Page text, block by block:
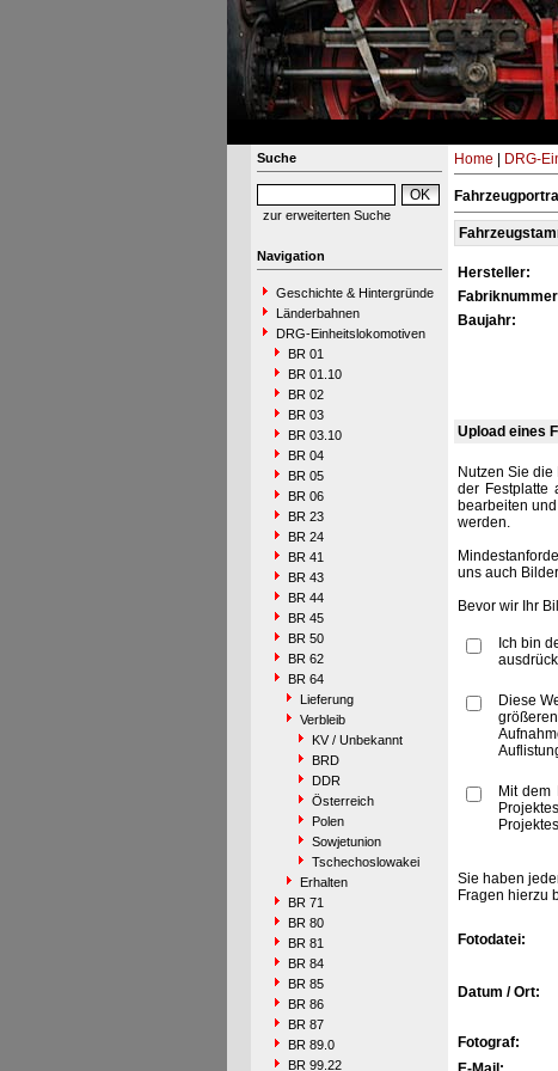
Suche
zur erweiterten Suche
Navigation
Geschichte & Hintergründe
Länderbahnen
DRG-Einheitslokomotiven
BR 01
BR 01.10
BR 02
BR 03
BR 03.10
BR 04
BR 05
BR 06
BR 23
BR 24
BR 41
BR 43
BR 44
BR 45
BR 50
BR 62
BR 64
Lieferung
Verbleib
KV / Unbekannt
BRD
DDR
Österreich
Polen
Sowjetunion
Tschechoslowakei
Erhalten
BR 71
BR 80
BR 81
BR 84
BR 85
BR 86
BR 87
BR 89.0
BR 99.22
Home DRG-
Hersteller:
Baujahr:
Upload eines
Nutzen Sie
der Festplatte
bearbeiten
werden.
uns auch
Bevor wir Ihr
Ich bin
Diese
Mit
Sie haben
Fragen hierzu
Fotodatei:
Datum / Ort:
Fotograf: